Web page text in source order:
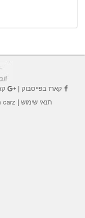
קארז בפייסבוק|
תנאי שימוש | carz מעודד טבעונות